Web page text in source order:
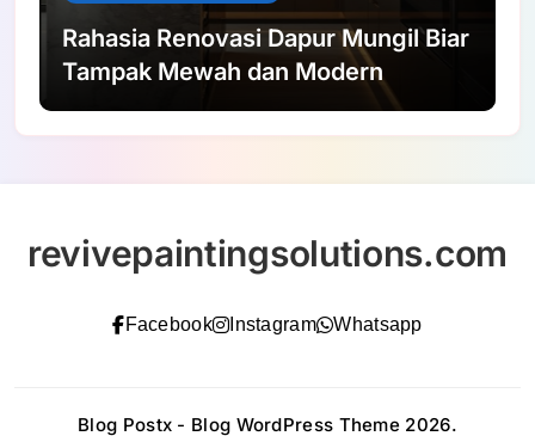
Rahasia Renovasi Dapur Mungil Biar
Tampak Mewah dan Modern
revivepaintingsolutions.com
Facebook Instagram Whatsapp
Blog Postx - Blog WordPress Theme 2026.